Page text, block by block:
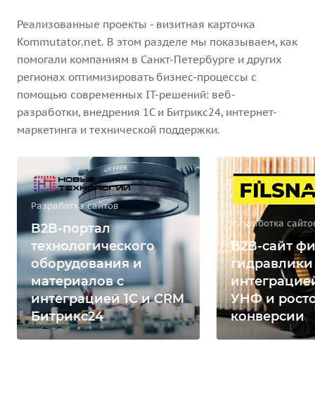
Реализованные проекты - визитная карточка
Kommutator.net. В этом разделе мы показываем, как
помогали компаниям в Санкт-Петербурге и других
регионах оптимизировать бизнес-процессы с
помощью современных IT-решений: веб-
разработки, внедрения 1С и Битрикс24, интернет-
маркетинга и технической поддержки.
Разработка сайтов
B2B-портал
технологического
оборудования и
материалов с
интеграцией 1С и CRM
Битрикс24
Разработка
B2B-сайт
гидравлики
УНФ и
конверсии